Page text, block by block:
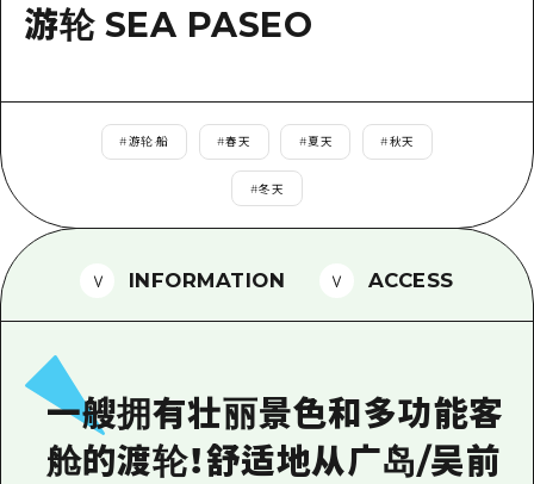
标准
治愈
自然
短途旅行
一日游
2晚3天
超值的游览门票
广岛免费无线上网
面向外国游客的街角旅游信息中心
照片下载
灾难发生期间的交通信息
游轮 SEA PASEO
#游轮·船 #春天 #夏天 #秋天
#冬天
INFORMATION ACCESS
一艘拥有壮丽景色和多功能客
舱的渡轮！舒适地从广岛/吴前